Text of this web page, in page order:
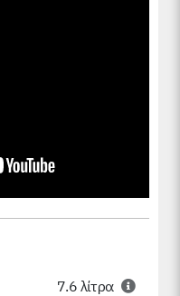
7.6 λίτρα